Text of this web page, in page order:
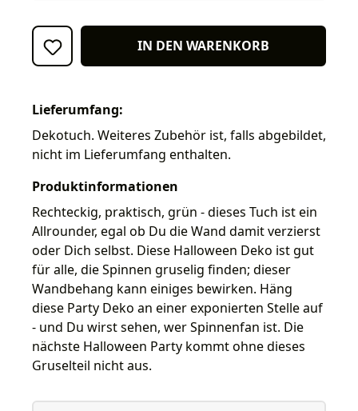
IN DEN WARENKORB
Lieferumfang:
Dekotuch. Weiteres Zubehör ist, falls abgebildet,
nicht im Lieferumfang enthalten.
Produktinformationen
Rechteckig, praktisch, grün - dieses Tuch ist ein
Allrounder, egal ob Du die Wand damit verzierst
oder Dich selbst. Diese Halloween Deko ist gut
für alle, die Spinnen gruselig finden; dieser
Wandbehang kann einiges bewirken. Häng
diese Party Deko an einer exponierten Stelle auf
- und Du wirst sehen, wer Spinnenfan ist. Die
nächste Halloween Party kommt ohne dieses
Gruselteil nicht aus.